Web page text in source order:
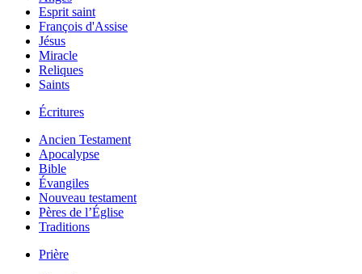
Esprit saint
François d'Assise
Jésus
Miracle
Reliques
Saints
Écritures
Ancien Testament
Apocalypse
Bible
Évangiles
Nouveau testament
Pères de l’Église
Traditions
Prière